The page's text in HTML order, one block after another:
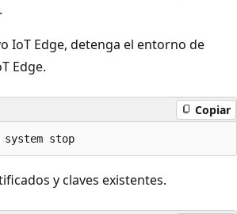
IoT Edge, detenga el entorno de
Edge.
Copiar
y claves existentes.